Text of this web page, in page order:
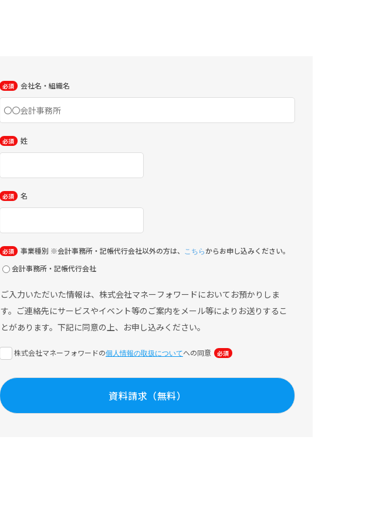
会社名・組織名
姓
名
事業種別 ※会計事務所・記帳代行会社以外の方は、 こちら からお申し込みください。
会計事務所・記帳代行会社
ご入力いただいた情報は、株式会社マネーフォワードにおいてお預かりしま
す。ご連絡先にサービスやイベント等のご案内をメール等によりお送りするこ
とがあります。下記に同意の上、お申し込みください。
株式会社マネーフォワードの個人情報の取扱についてへの同意